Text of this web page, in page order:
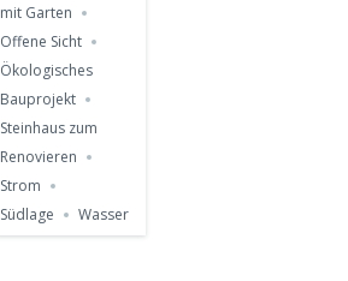
mit Garten
Offene Sicht
Ökologisches
Bauprojekt
Steinhaus zum
Renovieren
Strom
Südlage
Wasser